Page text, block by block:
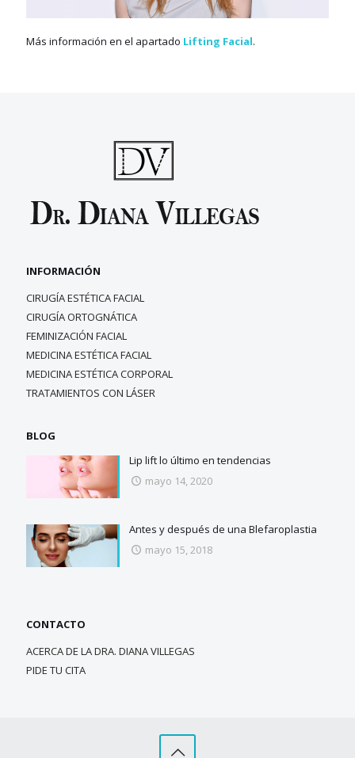
Más información en el apartado Lifting Facial.
INFORMACIÓN
CIRUGÍA ESTÉTICA FACIAL
CIRUGÍA ORTOGNÁTICA
FEMINIZACIÓN FACIAL
MEDICINA ESTÉTICA FACIAL
MEDICINA ESTÉTICA CORPORAL
TRATAMIENTOS CON LÁSER
BLOG
Lip lift lo último en tendencias
mayo 14, 2020
Antes y después de una Blefaroplastia
mayo 15, 2018
CONTACTO
ACERCA DE LA DRA. DIANA VILLEGAS
PIDE TU CITA